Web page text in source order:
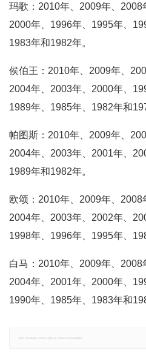
玛歌：2010年、2009年、2008
2000年、1996年、1995年、
1983年和1982年。
侯伯王：2010年、2009年、
2004年、2003年、2000年、
1989年、1985年、1982年和
帕图斯：2010年、2009年、
2004年、2003年、2001年、
1989年和1982年。
欧颂：2010年、2009年、2008
2004年、2003年、2002年、
1998年、1996年、1995年、
白马：2010年、2009年、2008
2004年、2001年、2000年、
1990年、1985年、1983年和